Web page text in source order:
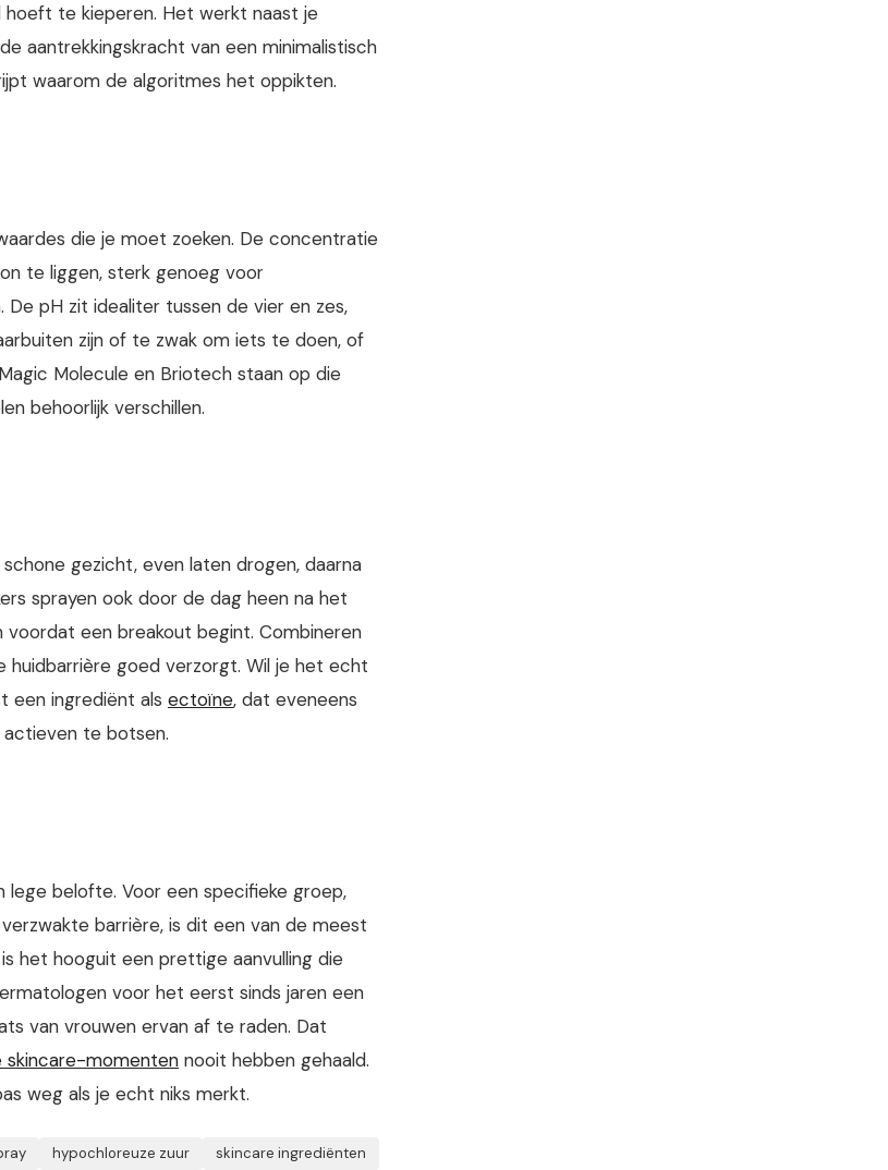
te kieperen. Het werkt naast je
aantrekkingskracht van een minimalistisch
waarom de algoritmes het oppikten.
die je moet zoeken. De concentratie
te liggen, sterk genoeg voor
pH zit idealiter tussen de vier en zes,
zijn of te zwak om iets te doen, of
Molecule en Briotech staan op die
behoorlijk verschillen.
gezicht, even laten drogen, daarna
sprayen ook door de dag heen na het
een breakout begint. Combineren
huidbarrière goed verzorgt. Wil je het echt
een ingrediënt als ectoïne, dat eveneens
te botsen.
lege belofte. Voor een specifieke groep,
barrière, is dit een van de meest
het hooguit een prettige aanvulling die
voor het eerst sinds jaren een
van vrouwen ervan af te raden. Dat
skincare-momenten nooit hebben gehaald.
weg als je echt niks merkt.
hypochloreuze zuur
skincare ingrediënten